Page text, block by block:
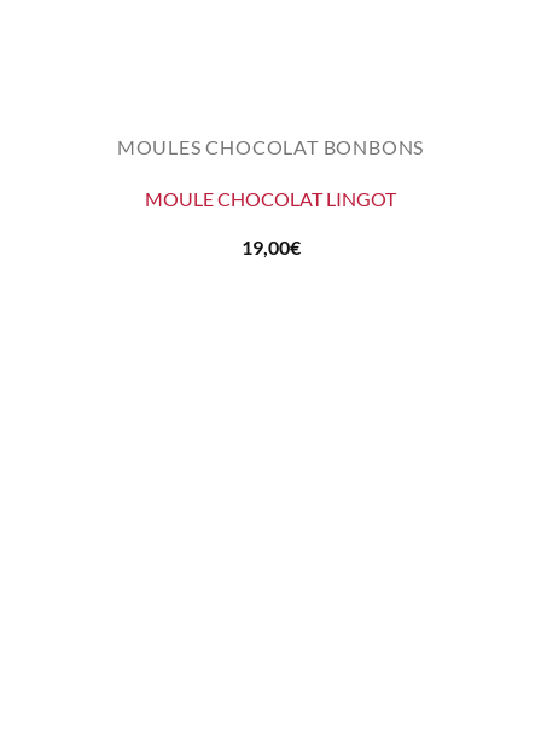
MOULES CHOCOLAT BONBONS
MOULE CHOCOLAT LINGOT
19,00€